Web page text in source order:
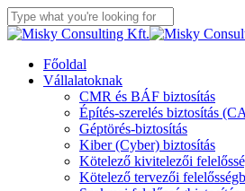
Skip
to
content
Close
Menu
Főoldal
Vállalatoknak
CMR és BÁF biztosítás
Építés-szerelés biztosítás
Géptörés-biztosítás
Kiber (Cyber) biztosítás
Kötelező kivitelezői
Kötelező tervezői